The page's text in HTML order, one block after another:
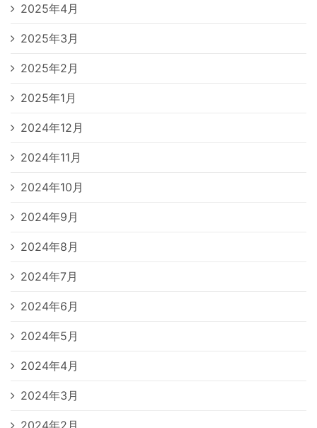
2025年4月
2025年3月
2025年2月
2025年1月
2024年12月
2024年11月
2024年10月
2024年9月
2024年8月
2024年7月
2024年6月
2024年5月
2024年4月
2024年3月
2024年2月